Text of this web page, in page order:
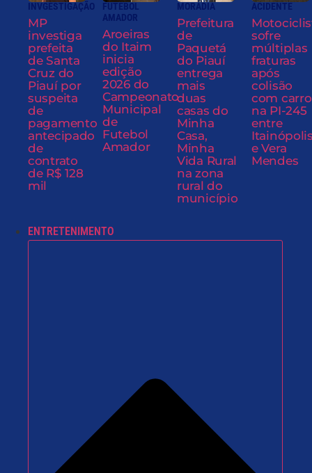
INVGESTIGAÇÃO
MP
investiga
prefeita
de Santa
Cruz do
Piauí por
suspeita
de
pagamento
antecipado
de
contrato
de R$ 128
mil
FUTEBOL
AMADOR
Aroeiras
do Itaim
inicia
edição
2026 do
Campeonato
Municipal
de
Futebol
Amador
MORADIA
Prefeitura
de
Paquetá
do Piauí
entrega
mais
duas
casas do
Minha
Casa,
Minha
Vida Rural
na zona
rural do
município
ACIDENTE
sofre
múltiplas
fraturas
após
colisão
com carro
na PI-245
entre
e Vera
Mendes
ENTRETENIMENTO